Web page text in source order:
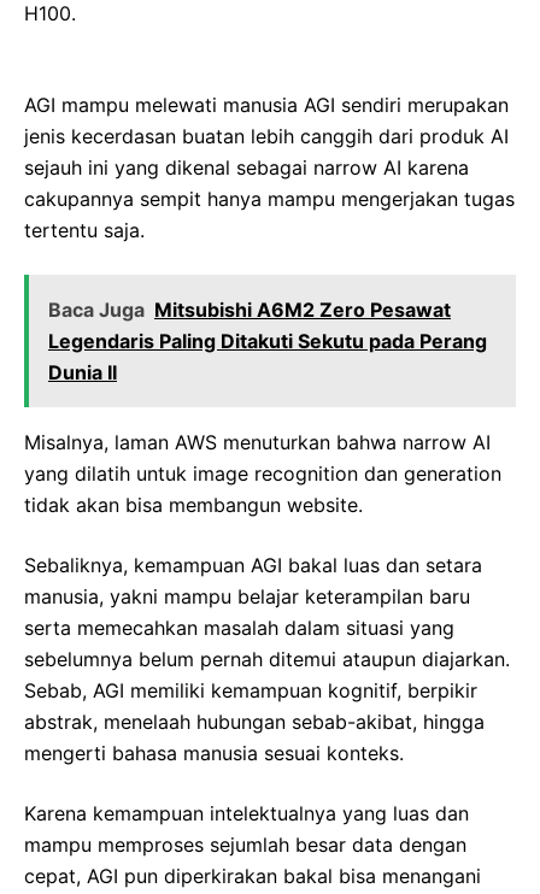
H100.
AGI mampu melewati manusia AGI sendiri merupakan
jenis kecerdasan buatan lebih canggih dari produk AI
sejauh ini yang dikenal sebagai narrow AI karena
cakupannya sempit hanya mampu mengerjakan tugas
tertentu saja.
Baca Juga Mitsubishi A6M2 Zero Pesawat
Legendaris Paling Ditakuti Sekutu pada Perang
Dunia II
Misalnya, laman AWS menuturkan bahwa narrow AI
yang dilatih untuk image recognition dan generation
tidak akan bisa membangun website.
Sebaliknya, kemampuan AGI bakal luas dan setara
manusia, yakni mampu belajar keterampilan baru
serta memecahkan masalah dalam situasi yang
sebelumnya belum pernah ditemui ataupun diajarkan.
Sebab, AGI memiliki kemampuan kognitif, berpikir
abstrak, menelaah hubungan sebab-akibat, hingga
mengerti bahasa manusia sesuai konteks.
Karena kemampuan intelektualnya yang luas dan
mampu memproses sejumlah besar data dengan
cepat, AGI pun diperkirakan bakal bisa menangani